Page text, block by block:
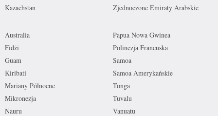
Kazachstan
Zjednoczone Emiraty Arabskie
Australia
Fidżi
Guam
Kiribati
Mariany Północne
Mikronezja
Nauru
Papua Nowa Gwinea
Polinezja Francuska
Samoa
Samoa Amerykańskie
Tonga
Tuvalu
Vanuatu